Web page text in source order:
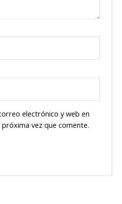
electrónico y web en
vez que comente.